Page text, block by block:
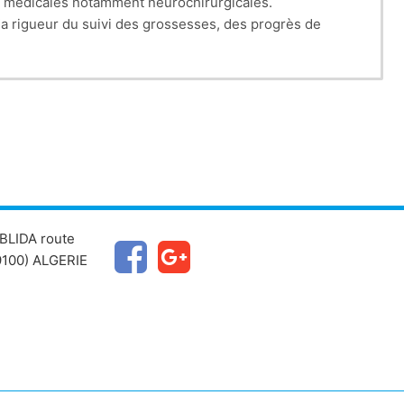
rigueur du suivi des grossesses, des progrès de
a revu à la baisse.
route
ALGERIE